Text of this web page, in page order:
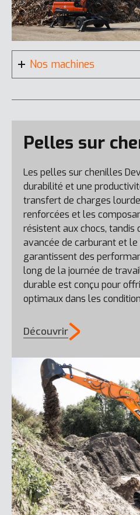
Tout
Nos machines
Pelles sur
Les pelles sur chenilles
durabilité et une
transfert de charges
renforcées et les
résistent aux chocs, tandis
avancée de carburant et
garantissent des
long de la journée de
durable est conçu pour
optimaux dans les
Découvrir